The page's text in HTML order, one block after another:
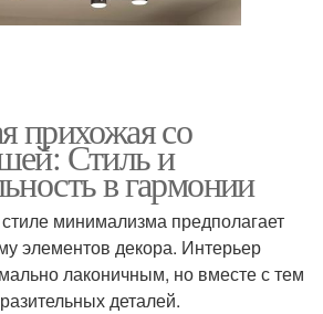
прихожая со
Стиль и
в гармонии
минимализма предполагает
элементов декора. Интерьер
лаконичным, но вместе с тем
деталей.